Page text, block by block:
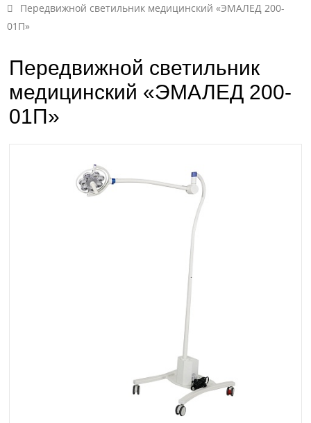
Передвижной светильник медицинский «ЭМАЛЕД 200-
01П»
Передвижной светильник
медицинский «ЭМАЛЕД 200-
01П»